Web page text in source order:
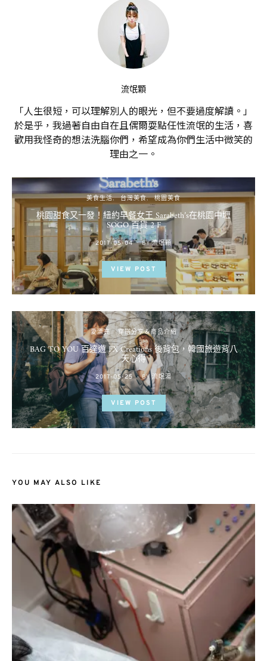
流氓顆
「人生很短，可以理解別人的眼光，但不要過度解讀。」
於是乎，我過著自由自在且偶爾耍點任性流氓的生活，喜
歡用我怪奇的想法洗腦你們，希望成為你們生活中微笑的
理由之一。
美食生活 台灣美食 桃園美食
桃園甜食又一發！紐約早餐女王 Sarabeth’s在桃園中壢
SOGO 百貨 2 F
POSTED
ON
2017-05-04 BY 流氓顆
VIEW POST
愛漂亮 穿搭分享＆商品介紹
BAG TO YOU 百達遊 FX Creations 後背包，韓國旅遊背八
天心得
POSTED
ON
2017-05-25 BY 流氓湯
VIEW POST
YOU MAY ALSO LIKE